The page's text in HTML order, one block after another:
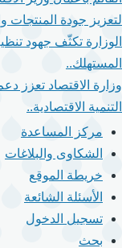
لتعزيز جودة المنتجات
الوزارة تكثّف جهود
المستهلك..
وزارة الاقتصاد تعزز
التنمية الاقتصادية..
مركز المساعدة
الشكاوى والبلاغات
خريطة الموقع
الأسئلة الشائعة
تسجيل الدخول
بحث